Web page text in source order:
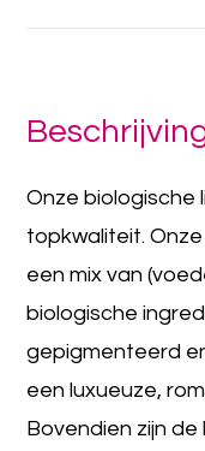
Onze biologische
topkwaliteit.
een mix van
biologische
gepigmenteerd
een luxueuze,
Bovendien zijn